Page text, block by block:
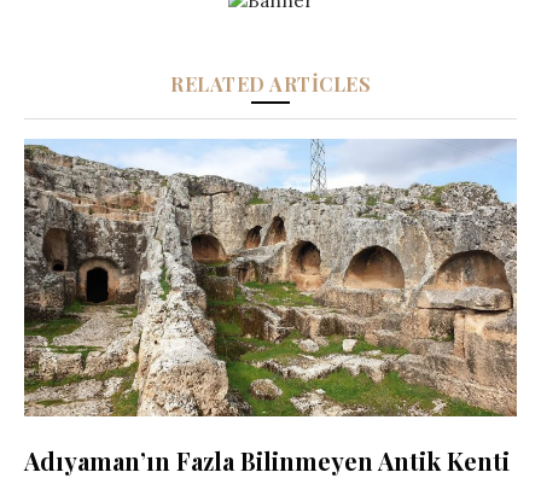
RELATED ARTICLES
Adıyaman’ın Fazla Bilinmeyen Antik Kenti